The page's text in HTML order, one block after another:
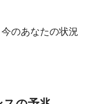
のあなたの状況